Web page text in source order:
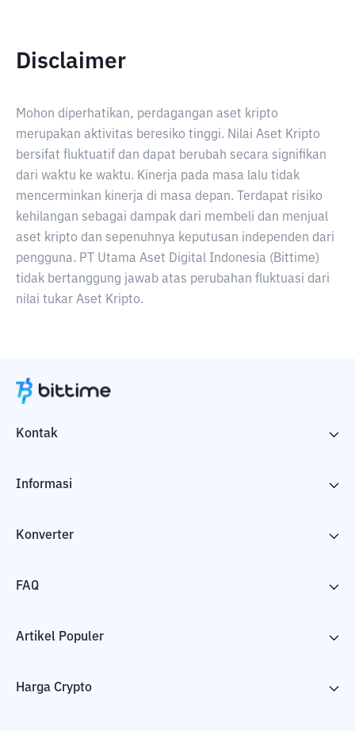
Disclaimer
Mohon diperhatikan, perdagangan aset kripto
merupakan aktivitas beresiko tinggi. Nilai Aset Kripto
bersifat fluktuatif dan dapat berubah secara signifikan
dari waktu ke waktu. Kinerja pada masa lalu tidak
mencerminkan kinerja di masa depan. Terdapat risiko
kehilangan sebagai dampak dari membeli dan menjual
aset kripto dan sepenuhnya keputusan independen dari
pengguna. PT Utama Aset Digital Indonesia (Bittime)
tidak bertanggung jawab atas perubahan fluktuasi dari
nilai tukar Aset Kripto.
Kontak
Informasi
Konverter
FAQ
Artikel Populer
Harga Crypto